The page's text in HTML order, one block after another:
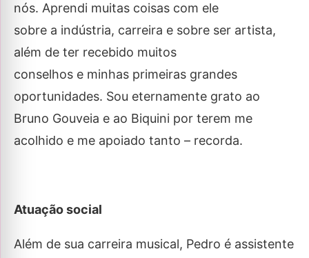
nós. Aprendi muitas coisas com ele
sobre a indústria, carreira e sobre ser artista,
além de ter recebido muitos
conselhos e minhas primeiras grandes
oportunidades. Sou eternamente grato ao
Bruno Gouveia e ao Biquini por terem me
acolhido e me apoiado tanto – recorda.
Atuação social
Além de sua carreira musical, Pedro é assistente